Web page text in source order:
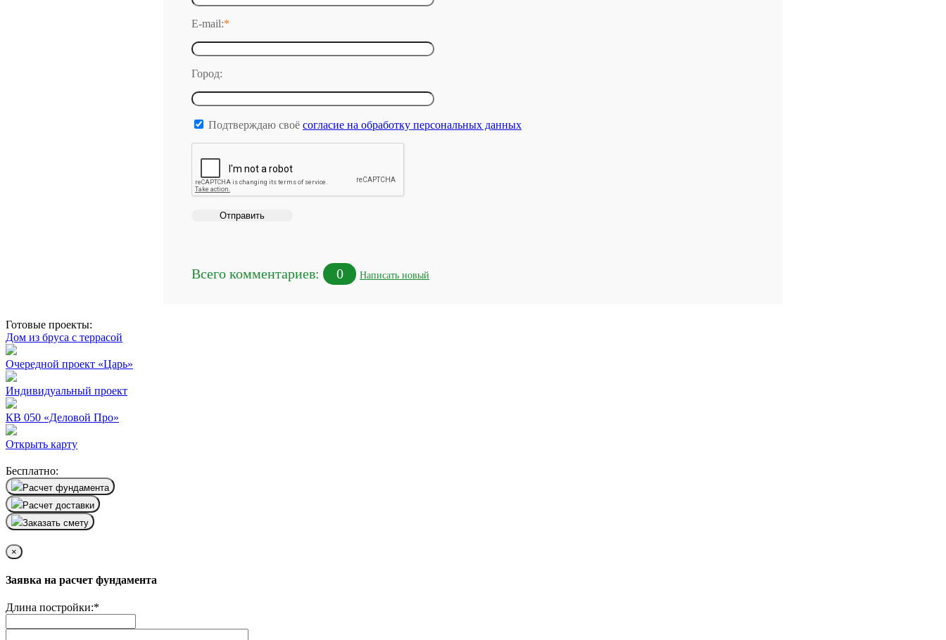
E-mail:*
Город:
Подтверждаю своё согласие на обработку персональных данных
Всего комментариев: 0 Написать новый
Готовые проекты:
Дом из бруса с террасой
Очередной проект «Царь»
Индивидуальный проект
КВ 050 «Деловой Про»
Открыть карту
Бесплатно:
Расчет фундамента
Расчет доставки
Заказать смету
×
Заявка на расчет фундамента
Длина постройки:*